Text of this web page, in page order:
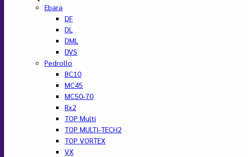
Ebara
DF
DL
DML
DVS
Pedrollo
BC10
MC45
MC50-70
Rx2
TOP Multi
TOP MULTI-TECH2
TOP VORTEX
VX